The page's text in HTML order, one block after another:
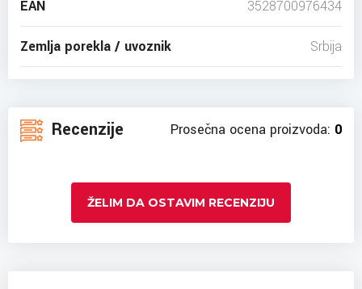
EAN 3528700976434
Zemlja porekla / uvoznik Srbija
Recenzije Prosečna ocena proizvoda: 0
ŽELIM DA OSTAVIM RECENZIJU